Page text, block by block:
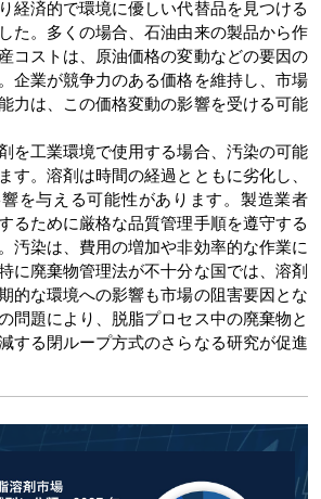
経済的で環境に優しい代替品を見つける
た。多くの場合、石油由来の製品から作
コストは、原油価格の変動などの要因の
企業が競争力のある価格を維持し、市場
力は、この価格変動の影響を受ける可能
を工業環境で使用する場合、汚染の可能
す。溶剤は時間の経過とともに劣化し、
を与える可能性があります。製造業者
るために厳格な品質管理手順を遵守する
汚染は、費用の増加や非効率的な作業に
に廃棄物管理法が不十分な国では、溶剤
的な環境への影響も市場の阻害要因とな
問題により、脱脂プロセス中の廃棄物と
する閉ループ方式のさらなる研究が促進